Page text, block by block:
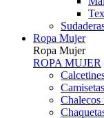
Ropa Mujer
Ropa Mujer
ROPA MUJER
Chalecos